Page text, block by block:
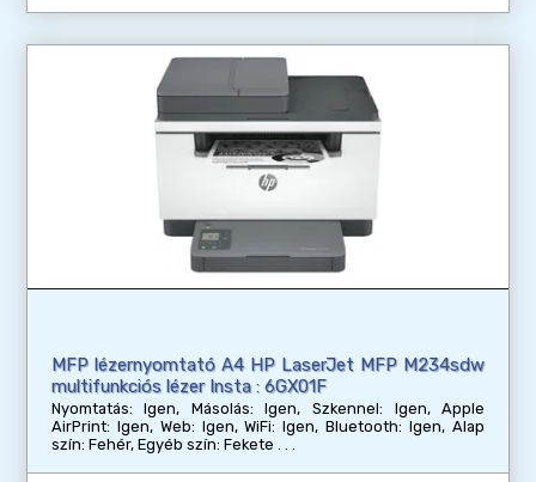
MFP lézernyomtató A4 HP LaserJet MFP M234sdw
multifunkciós lézer Insta : 6GX01F
Nyomtatás: Igen, Másolás: Igen, Szkennel: Igen, Apple
AirPrint: Igen, Web: Igen, WiFi: Igen, Bluetooth: Igen, Alap
szín: Fehér, Egyéb szín: Fekete